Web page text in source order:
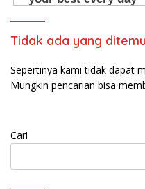
Tidak ada yang
Sepertinya kami tidak dapat
Mungkin pencarian bisa
Cari